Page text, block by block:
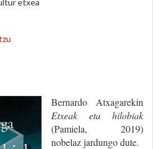
etxea
Bernardo Atxagarekin
Etxeak eta hilobiak
(Pamiela, 2019)
nobelaz jardungo dute.